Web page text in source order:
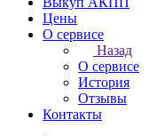
Цены
О сервисе
Назад
О сервисе
История
Отзывы
Контакты